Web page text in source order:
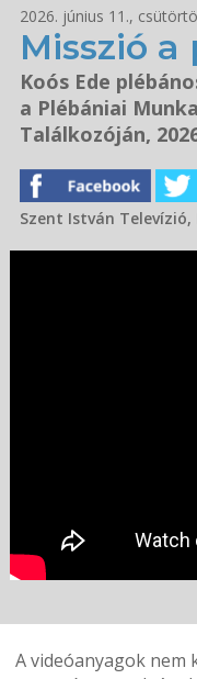
2026. június 11.,
Misszió
Koós Ede
a Plébániai
Találkozóján,
Szent István Televízió,
A videóanyagok nem